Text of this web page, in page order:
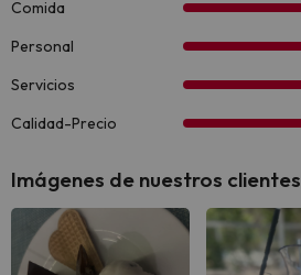
Imágenes de nuestros clientes